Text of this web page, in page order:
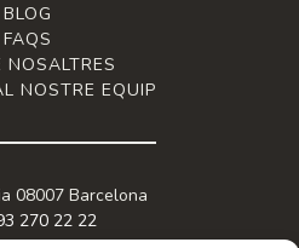
BLOG
FAQS
NOSALTRES
NOSTRE EQUIP
08007 Barcelona
270 22 22